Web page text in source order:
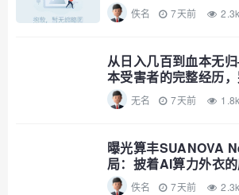
佚名 7天前 2.3k
从日入几百到血本无
本受害者的完整经历
无名 7天前 1.8k
曝光算丰SUANOVA
局：披着AI算力外衣
佚名 7天前 2.3k